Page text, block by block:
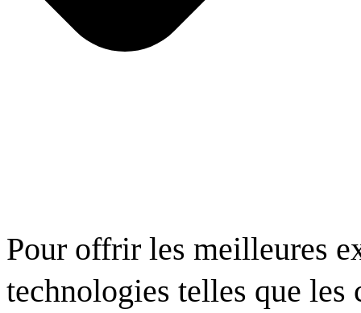
Pour offrir les meilleures
technologies telles que